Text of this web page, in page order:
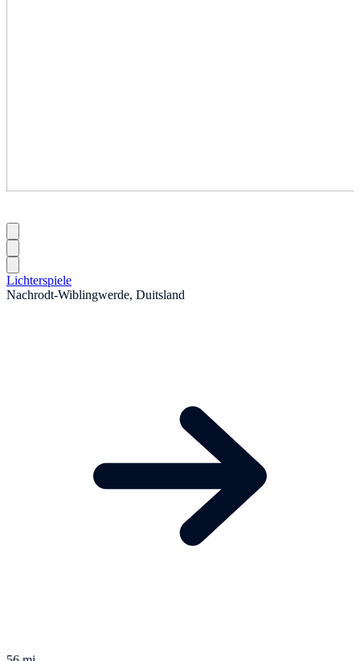
Lichterspiele
Nachrodt-Wiblingwerde, Duitsland